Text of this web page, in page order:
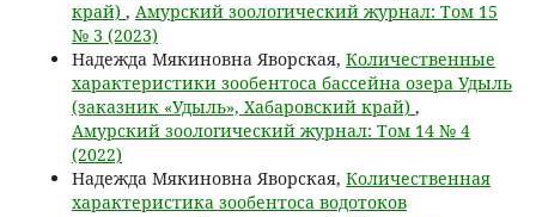
край) , Амурский зоологический журнал: Том 15
№ 3 (2023)
Надежда Мякиновна Яворская, Количественные
характеристики зообентоса бассейна озера Удыль
(заказник «Удыль», Хабаровский край) ,
Амурский зоологический журнал: Том 14 № 4
(2022)
Надежда Мякиновна Яворская, Количественная
характеристика зообентоса водотоков